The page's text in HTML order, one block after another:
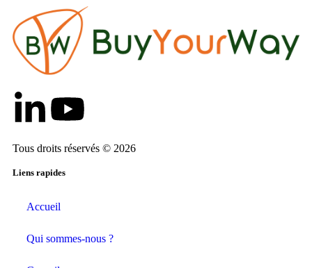
Tous droits réservés © 2026
Liens rapides
Accueil
Qui sommes-nous ?